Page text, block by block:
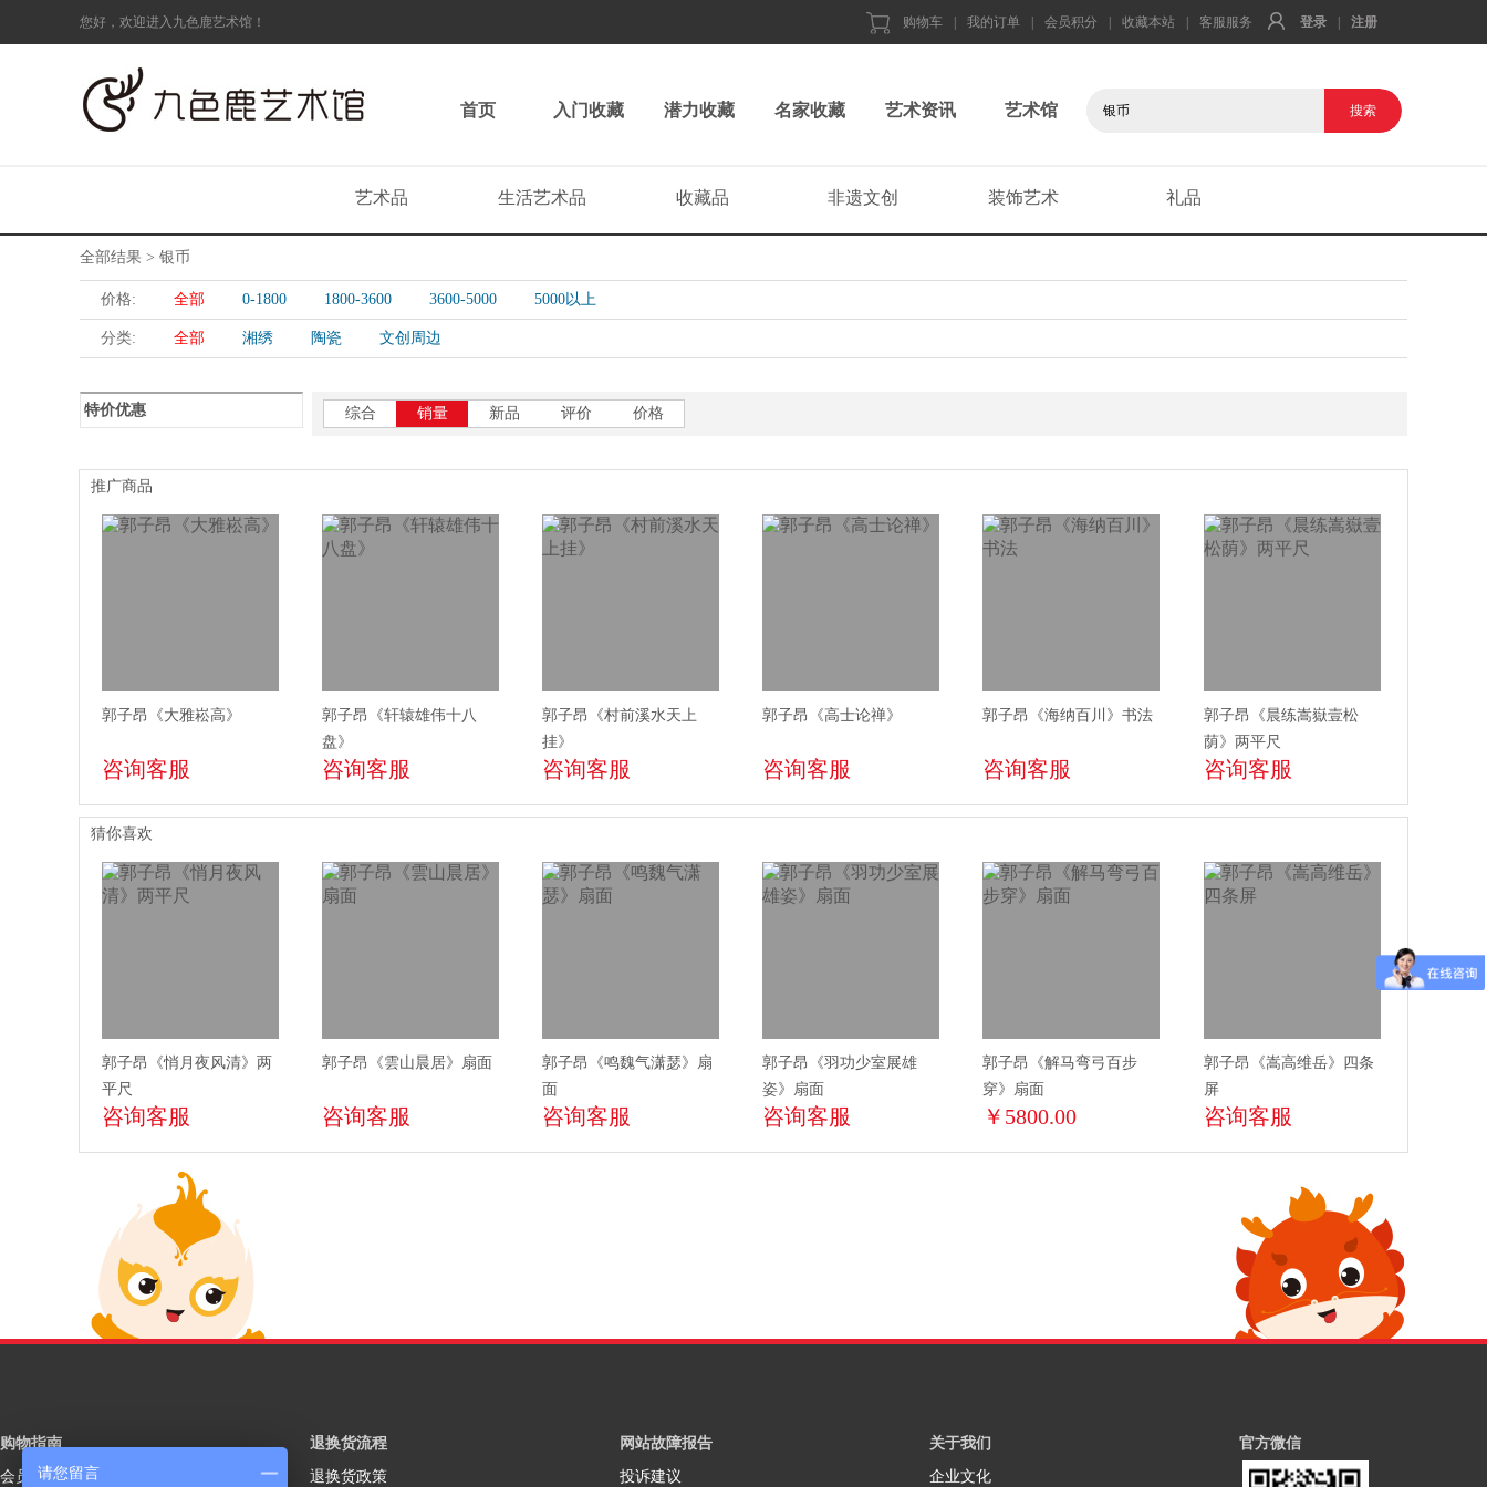
您好，欢迎进入九色鹿艺术馆！ 购物车 我的订单 会员积分 收藏本站 客服服务 登录 注册
首页 入门收藏 潜力收藏 名家收藏 艺术资讯 艺术馆
艺术品 生活艺术品 收藏品 非遗文创 装饰艺术 礼品
全部结果 > 银币
价格: 全部 0-1800 1800-3600 3600-5000 5000以上
分类: 全部 湘绣 陶瓷 文创周边
特价优惠 综合 销量 新品 评价 价格
推广商品
郭子昂《大雅崧高》
咨询客服
郭子昂《轩辕雄伟十八
盘》
咨询客服
郭子昂《村前溪水天上
挂》
咨询客服
郭子昂《高士论禅》
咨询客服
郭子昂《海纳百川》书法
咨询客服
郭子昂《晨练嵩嶽壹松
荫》两平尺
咨询客服
猜你喜欢
郭子昂《悄月夜风清》两
平尺
咨询客服
郭子昂《雲山晨居》扇面
咨询客服
郭子昂《鸣魏气潇瑟》扇
面
咨询客服
郭子昂《羽功少室展雄
姿》扇面
咨询客服
郭子昂《解马弯弓百步
穿》扇面
￥5800.00
郭子昂《嵩高维岳》四条
屏
咨询客服
购物指南
会员注册
退换货流程
退换货政策
网站故障报告
投诉建议
关于我们
企业文化
官方微信
请您留言